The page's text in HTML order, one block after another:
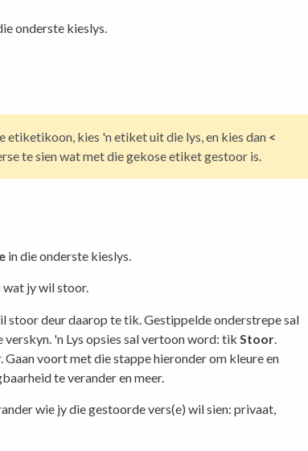
onderste kieslys.
etiketikoon, kies 'n etiket uit die lys, en kies dan <
te sien wat met die gekose etiket gestoor is.
in die onderste kieslys.
wat jy wil stoor.
stoor deur daarop te tik. Gestippelde onderstrepe sal
verskyn. 'n Lys opsies sal vertoon word: tik Stoor
Gaan voort met die stappe hieronder om kleure en
te verander en meer.
wie jy die gestoorde vers(e) wil sien: privaat,